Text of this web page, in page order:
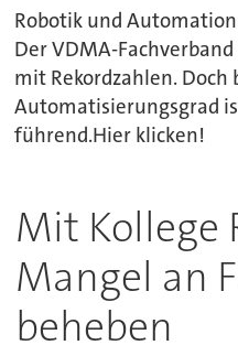
Robotik und
Der VDMA-
mit Rekordzahlen. Doch
Automatisierungsgrad
führend.Hier klicken!
Mit Kollege
Mangel an
beheben